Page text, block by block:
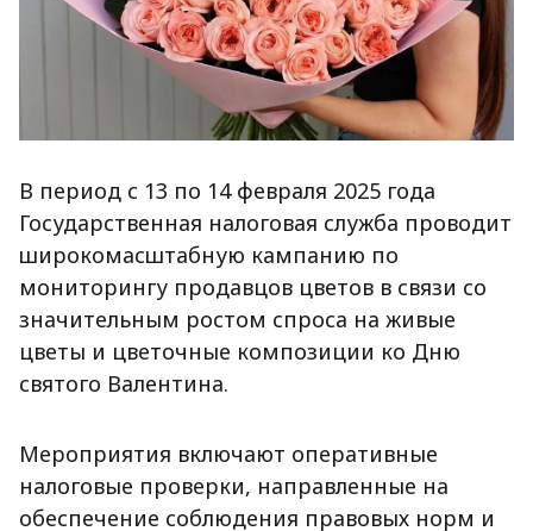
В период с 13 по 14 февраля 2025 года
Государственная налоговая служба проводит
широкомасштабную кампанию по
мониторингу продавцов цветов в связи со
значительным ростом спроса на живые
цветы и цветочные композиции ко Дню
святого Валентина.
Мероприятия включают оперативные
налоговые проверки, направленные на
обеспечение соблюдения правовых норм и